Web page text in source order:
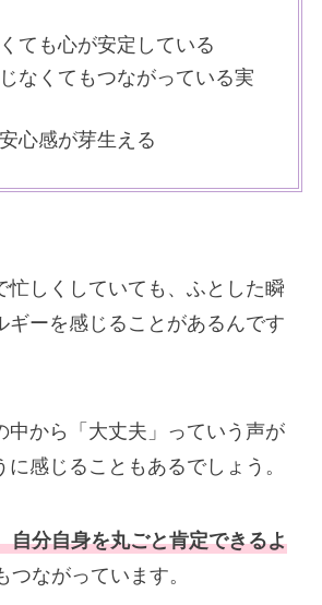
ても心が安定している
なくてもつながっている実
心感が芽生える
忙しくしていても、ふとした瞬
ギーを感じることがあるんです
中から「大丈夫」っていう声が
に感じることもあるでしょう。
自分自身を丸ごと肯定できるよ
つながっています。